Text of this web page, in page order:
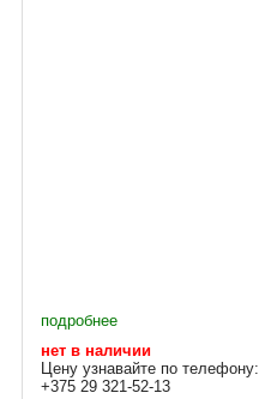
подробнее
нет в наличии
Цену узнавайте по телефону:
+375 29 321-52-13